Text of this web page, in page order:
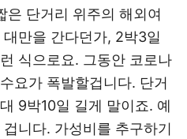
은 단거리 위주의 해외여
만을 간다던가, 2박3일
식으로요. 그동안 코로나
요가 폭발할겁니다. 단거
9박10일 길게 말이죠. 예
니다. 가성비를 추구하기